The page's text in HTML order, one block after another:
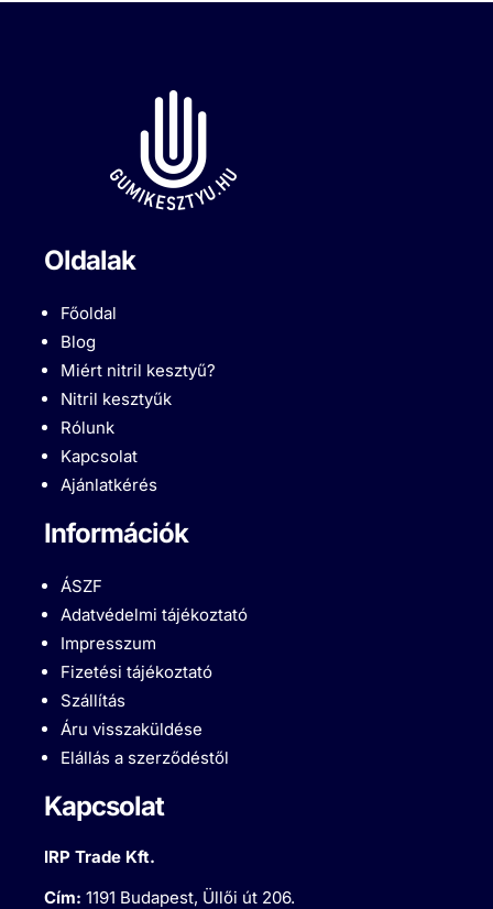
Oldalak
Főoldal
Blog
Miért nitril kesztyű?
Nitril kesztyűk
Rólunk
Kapcsolat
Ajánlatkérés
Információk
ÁSZF
Adatvédelmi tájékoztató
Impresszum
Fizetési tájékoztató
Szállítás
Áru visszaküldése
Elállás a szerződéstől
Kapcsolat
IRP Trade Kft.
Cím:1191 Budapest, Üllői út 206.